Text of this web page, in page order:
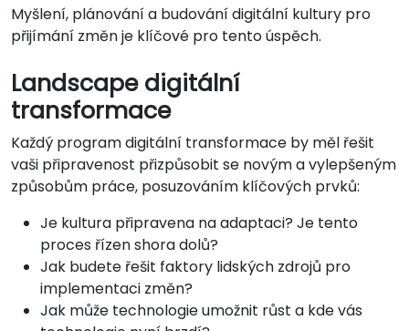
Myšlení, plánování a budování digitální kultury pro
přijímání změn je klíčové pro tento úspěch.
Landscape digitální
transformace
Každý program digitální transformace by měl řešit
vaši připravenost přizpůsobit se novým a vylepšeným
způsobům práce, posuzováním klíčových prvků:
Je kultura připravena na adaptaci? Je tento
proces řízen shora dolů?
Jak budete řešit faktory lidských zdrojů pro
implementaci změn?
Jak může technologie umožnit růst a kde vás